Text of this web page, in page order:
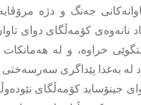
جەنگ و دژە
نانەوەی کۆمەڵگای دوای
خراوە، و لە
لە بەغدا پێداگری
جینۆساید کۆمەڵگای